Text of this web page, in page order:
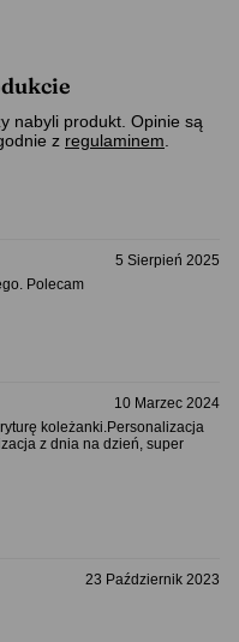
nabyli produkt. Opinie są
z regulaminem
5 Sierpień 2025
Polecam
10 Marzec 2024
koleżanki.Personalizacja
z dnia na dzień, super
23 Październik 2023